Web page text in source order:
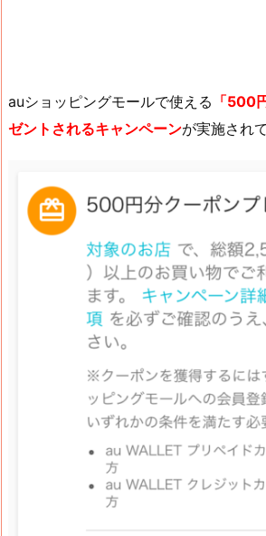
auショッピングモールで使える 「500
ゼントされるキャンペーンが実施され